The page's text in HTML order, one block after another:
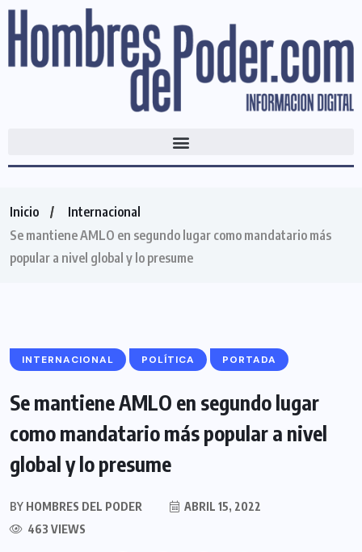
Inicio
Internacional
Se mantiene AMLO en segundo lugar como mandatario más
popular a nivel global y lo presume
INTERNACIONAL POLÍTICA PORTADA
Se mantiene AMLO en segundo lugar
como mandatario más popular a nivel
global y lo presume
BY HOMBRES DEL PODER
ABRIL 15, 2022
463 VIEWS